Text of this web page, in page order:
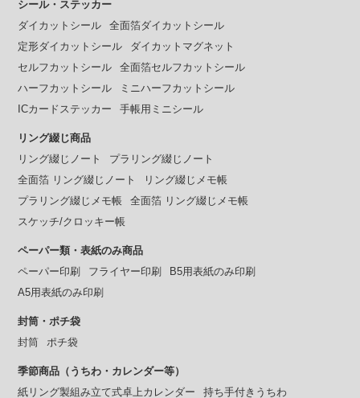
シール・ステッカー
ダイカットシール
全面箔ダイカットシール
定形ダイカットシール
ダイカットマグネット
セルフカットシール
全面箔セルフカットシール
ハーフカットシール
ミニハーフカットシール
ICカードステッカー
手帳用ミニシール
リング綴じ商品
リング綴じノート
プラリング綴じノート
全面箔 リング綴じノート
リング綴じメモ帳
プラリング綴じメモ帳
全面箔 リング綴じメモ帳
スケッチ/クロッキー帳
ペーパー類・表紙のみ商品
ペーパー印刷
フライヤー印刷
B5用表紙のみ印刷
A5用表紙のみ印刷
封筒・ポチ袋
封筒
ポチ袋
季節商品（うちわ・カレンダー等）
紙リング製組み立て式卓上カレンダー
持ち手付きうちわ